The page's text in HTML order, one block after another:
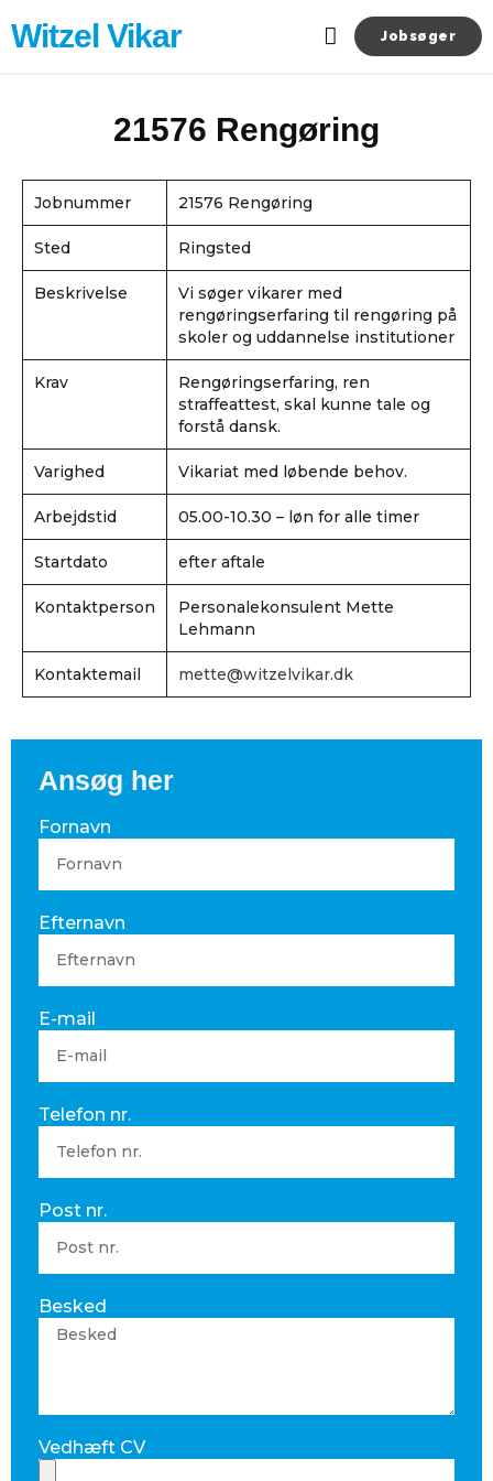
tilWitzel Vikar Jobsøger
21576 Rengøring
Jobnummer 21576 Rengøring
Sted Ringsted
Beskrivelse
Vi søger vikarer med
rengøringserfaring til rengøring på
skoler og uddannelse institutioner
Krav
Rengøringserfaring, ren
straffeattest, skal kunne tale og
forstå dansk.
Varighed Vikariat med løbende behov.
Arbejdstid 05.00-10.30 – løn for alle timer
Startdato efter aftale
Kontaktperson
Personalekonsulent Mette
Lehmann
Kontaktemail mette@witzelvikar.dk
Ansøg her
Fornavn
Efternavn
E-mail
Telefon nr.
Post nr.
Besked
Vedhæft CV